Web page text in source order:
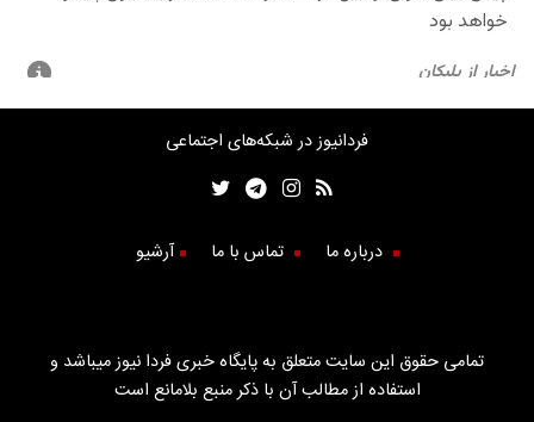
فردانیوز در شبکه‌های اجتماعی
درباره ما تماس با ما آرشیو
تمامی حقوق این سایت متعلق به پایگاه خبری فردا نیوز میباشد و
استفاده از مطالب آن با ذکر منبع بلامانع است